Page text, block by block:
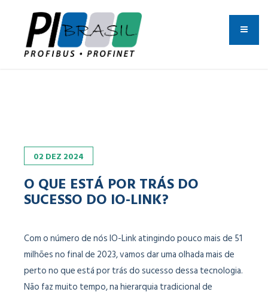
02 DEZ 2024
O QUE ESTÁ POR TRÁS DO
SUCESSO DO IO-LINK?
Com o número de nós IO-Link atingindo pouco mais de 51
milhões no final de 2023, vamos dar uma olhada mais de
perto no que está por trás do sucesso dessa tecnologia.
Não faz muito tempo, na hierarquia tradicional de